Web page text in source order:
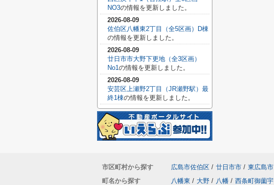
NO3の情報を更新しました。
2026-08-09
佐伯区八幡東2丁目（全5区画）D棟
の情報を更新しました。
2026-08-09
廿日市市大野下更地（全3区画）
No1 の情報を更新しました。
2026-08-09
安芸区上瀬野2丁目（JR瀬野駅）最
終1棟の情報を更新しました。
市区町村から探す 広島市佐伯区 / 廿日市市 / 東広島市
町名から探す
八幡東 / 大野 / 八幡 / 西条町御薗宇